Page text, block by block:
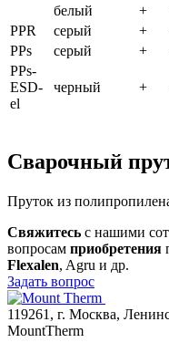
белый
+
PPR
серый +
PPs
серый +
PPs-
ESD-
el
черный +
Сварочный
Пруток из
Свяжитесь с нашими
вопросам приобретения
Flexalen, Agru и др.
Задать вопрос
119261, г. Москва,
MountTherm